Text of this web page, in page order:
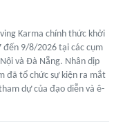
Karma chính thức khởi
đến 9/8/2026 tại các cụm
và Đà Nẵng. Nhân dịp
đã tổ chức sự kiện ra mắt
dự của đạo diễn và ê-